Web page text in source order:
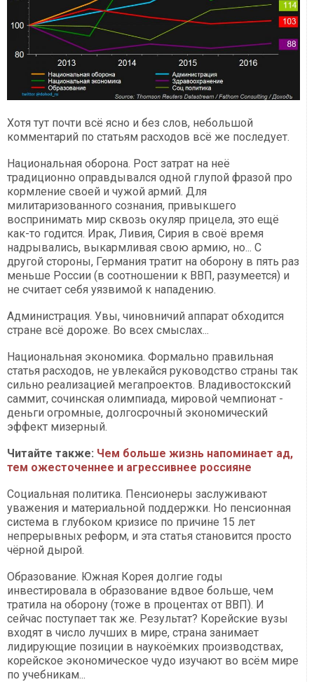
Хотя тут почти всё ясно и без слов, небольшой
комментарий по статьям расходов всё же последует.
Национальная оборона. Рост затрат на неё
традиционно оправдывался одной глупой фразой про
кормление своей и чужой армий. Для
милитаризованного сознания, привыкшего
воспринимать мир сквозь окуляр прицела, это ещё
как-то годится. Ирак, Ливия, Сирия в своё время
надрывались, выкармливая свою армию, но... С
другой стороны, Германия тратит на оборону в пять раз
меньше России (в соотношении к ВВП, разумеется) и
не считает себя уязвимой к нападению.
Администрация. Увы, чиновничий аппарат обходится
стране всё дороже. Во всех смыслах...
Национальная экономика. Формально правильная
статья расходов, не увлекайся руководство страны так
сильно реализацией мегапроектов. Владивостокский
саммит, сочинская олимпиада, мировой чемпионат -
деньги огромные, долгосрочный экономический
эффект мизерный.
Читайте также: Чем больше жизнь напоминает ад,
тем ожесточеннее и агрессивнее россияне
Социальная политика. Пенсионеры заслуживают
уважения и материальной поддержки. Но пенсионная
система в глубоком кризисе по причине 15 лет
непрерывных реформ, и эта статья становится просто
чёрной дырой.
Образование. Южная Корея долгие годы
инвестировала в образование вдвое больше, чем
тратила на оборону (тоже в процентах от ВВП). И
сейчас поступает так же. Результат? Корейские вузы
входят в число лучших в мире, страна занимает
лидирующие позиции в наукоёмких производствах,
корейское экономическое чудо изучают во всём мире
по учебникам...